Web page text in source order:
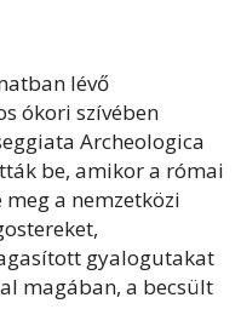
lévő
ókori szívében
Archeologica
be, amikor a római
a nemzetközi
gyalogutakat
magában, a becsült